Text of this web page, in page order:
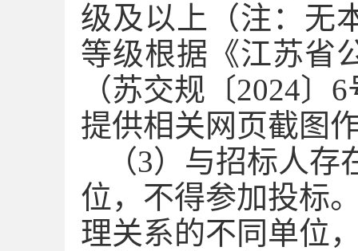
级及以上（注：无
等级根据《江苏省
（苏交规〔2024
提供相关网页截图
（3）与招标人存
位，不得参加投标
理关系的不同单位